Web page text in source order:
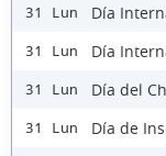
31 Lun Día
31 Lun Día
31 Lun Día del
31 Lun
Día de